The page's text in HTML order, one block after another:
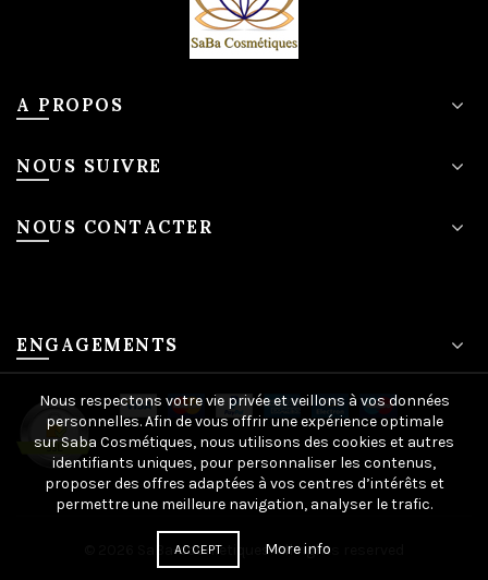
A PROPOS
NOUS SUIVRE
NOUS CONTACTER
ENGAGEMENTS
SaBa-cosmetiques. All rights reserved
Nous respectons votre vie privée et veillons à vos données
personnelles. Afin de vous offrir une expérience optimale
sur Saba Cosmétiques, nous utilisons des cookies et autres
identifiants uniques, pour personnaliser les contenus,
proposer des offres adaptées à vos centres d’intérêts et
permettre une meilleure navigation, analyser le trafic.
ACCEPT More info